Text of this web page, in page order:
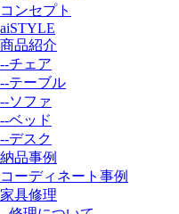
コンセプト
aiSTYLE
商品紹介
--チェア
--テーブル
--ソファ
--ベッド
--デスク
納品事例
コーディネート事例
家具修理